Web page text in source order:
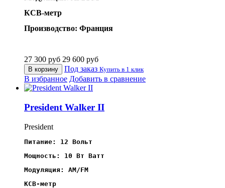
КСВ-метр
Производство: Франция
27 300 руб 29 600 руб
В корзину Под заказ Купить в 1 клик
В избранное Добавить в сравнение
President Walker II
President
Питание: 12 Вольт
Мощность: 10 Вт Ватт
Модуляция: AM/FM
КСВ-метр